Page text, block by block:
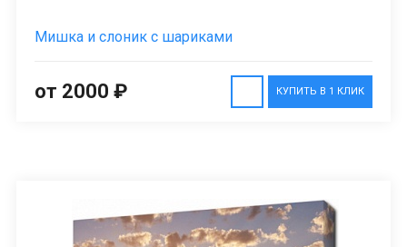
Мишка и слоник с шариками
КУПИТЬ В 1 КЛИК
от 2000 ₽